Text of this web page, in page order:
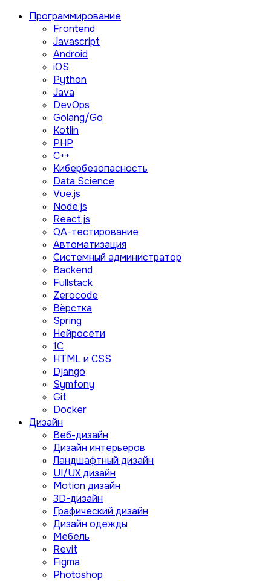
Программирование
Frontend
Javascript
Android
iOS
Python
Java
DevOps
Golang/Go
Kotlin
PHP
C++
Кибербезопасность
Data Science
Vue.js
Node.js
React.js
QA-тестирование
Автоматизация
Системный администратор
Backend
Fullstack
Zerocode
Вёрстка
Spring
Нейросети
1C
HTML и CSS
Django
Symfony
Git
Docker
Дизайн
Веб-дизайн
Дизайн интерьеров
Ландшафтный дизайн
UI/UX дизайн
Motion дизайн
3D-дизайн
Графический дизайн
Дизайн одежды
Мебель
Revit
Figma
Photoshop